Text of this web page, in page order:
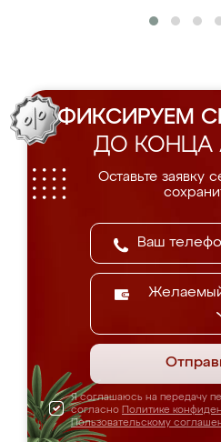
ФИКСИРУЕМ
ДО КОНЦА
Оставьте заявку
Я соглашаюсь на передачу
согласно Политике
Пользовательскому